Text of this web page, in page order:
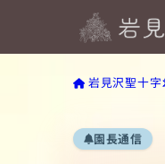
岩見沢聖十字
園長通信